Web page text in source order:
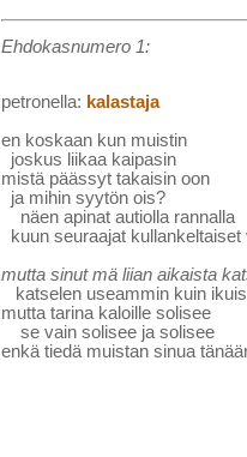
Ehdokasnumero 1:
petronella: kalastaja
en koskaan kun muistin
joskus liikaa kaipasin
mistä päässyt takaisin oon
ja mihin syytön ois?
näen apinat autiolla rannalla
kuun seuraajat kullankeltaiset
mutta sinut mä liian aikaista
katselen useammin kuin
mutta tarina kaloille solisee
se vain solisee ja solisee
enkä tiedä muistan sinua